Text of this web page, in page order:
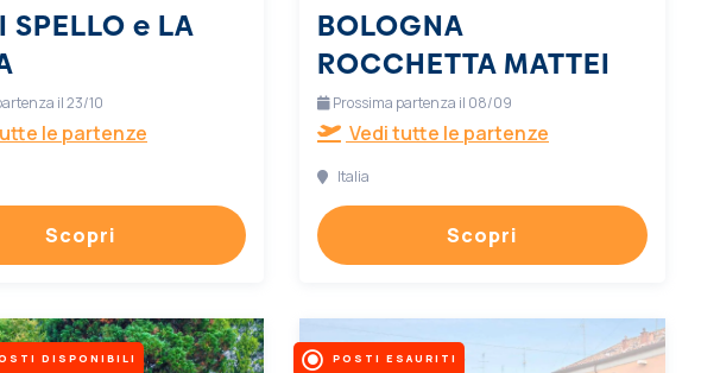
SPELLO e LA
il 23/10
le partenze
Scopri
BOLOGNA
ROCCHETTA MATTEI
Prossima partenza il 08/09
Vedi tutte le partenze
Italia
Scopri
DISPONIBILI POSTI ESAURITI